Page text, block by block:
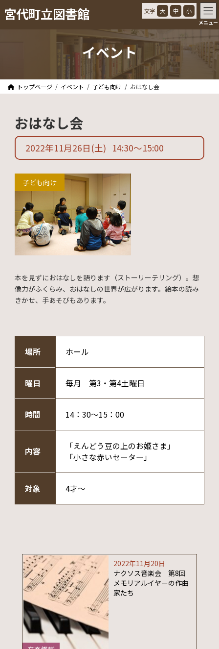
ン
プ
ビ
動
宮代町立図書館 文字 大 中 小
メニュー
イベント
トップページ イベント 子ども向け おはなし会
おはなし会
2022年11月26日 (土) 14:30〜15:00
子ども向け
本を見ずにおはなしを語ります（ストーリーテリング）。想
像力がふくらみ、おはなしの世界が広がります。絵本の読み
きかせ、手あそびもあります。
場所 ホール
曜日 毎月 第3・第4土曜日
時間 14：30～15：00
内容
「えんどう豆の上のお姫さま」
「小さな赤いセーター」
対象 4才～
2022年11月20日
ナクソス音楽会 第8回
メモリアルイヤーの作曲
家たち